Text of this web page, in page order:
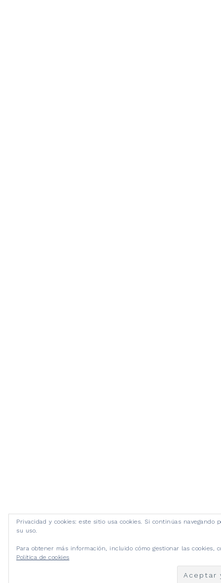
Privacidad y cookies: este sitio usa cookies. Si continúas navegando
su uso.
Para obtener más información, incluido cómo gestionar las cookies,
Política de cookies